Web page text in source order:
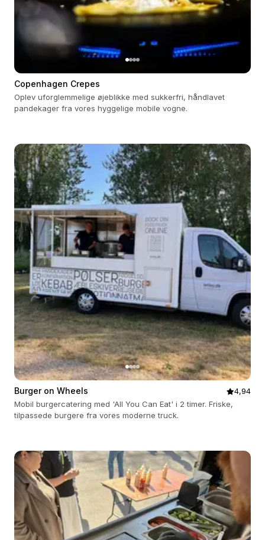
Copenhagen Crepes
Oplev uforglemmelige øjeblikke med sukkerfri, håndlavet
pandekager fra vores hyggelige mobile vogne.
Burger on Wheels
4,94
Mobil burgercatering med 'All You Can Eat' i 2 timer. Friske,
tilpassede burgere fra vores moderne truck.